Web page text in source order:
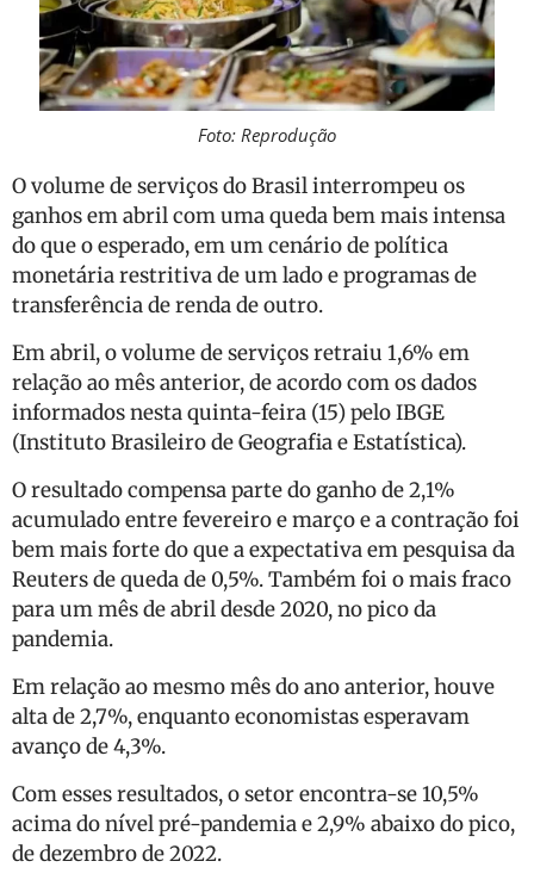
Foto: Reprodução
O volume de serviços do Brasil interrompeu os
ganhos em abril com uma queda bem mais intensa
do que o esperado, em um cenário de política
monetária restritiva de um lado e programas de
transferência de renda de outro.
Em abril, o volume de serviços retraiu 1,6% em
relação ao mês anterior, de acordo com os dados
informados nesta quinta-feira (15) pelo IBGE
(Instituto Brasileiro de Geografia e Estatística).
O resultado compensa parte do ganho de 2,1%
acumulado entre fevereiro e março e a contração foi
bem mais forte do que a expectativa em pesquisa da
Reuters de queda de 0,5%. Também foi o mais fraco
para um mês de abril desde 2020, no pico da
pandemia.
Em relação ao mesmo mês do ano anterior, houve
alta de 2,7%, enquanto economistas esperavam
avanço de 4,3%.
Com esses resultados, o setor encontra-se 10,5%
acima do nível pré-pandemia e 2,9% abaixo do pico,
de dezembro de 2022.